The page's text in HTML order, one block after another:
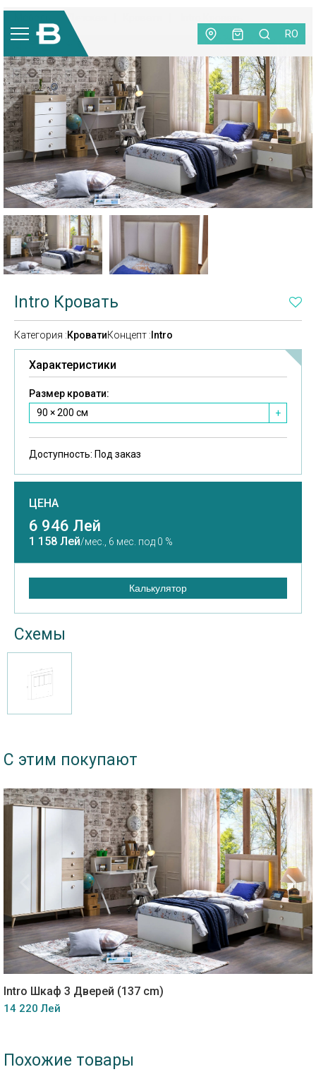
RO
Детская
Intro Кровать
Категория :КроватиКонцепт : Intro
Характеристики
Размер кровати:
90 × 200 см
+
Доступность: Под заказ
ЦЕНА
6 946 Лей
1 158 Лей/мес., 6 мес. под 0 %
Калькулятор
Схемы
С этим покупают
Intro Шкаф 3 Дверей (137 cm)
14 220 Лей
Похожие товары